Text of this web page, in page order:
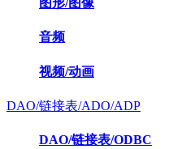
图形/图像
音频
视频/动画
DAO/链接表/ADO/ADP
DAO/链接表/ODBC